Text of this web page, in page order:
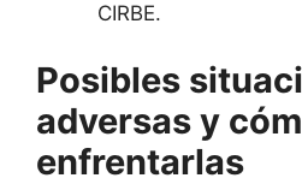
CIRBE.
Posibles
adversas y
enfrentarlas